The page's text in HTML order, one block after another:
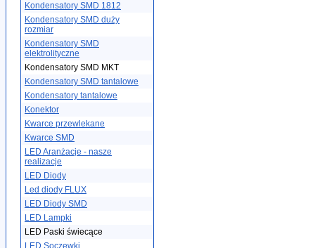
Kondensatory SMD 1812
Kondensatory SMD duży
rozmiar
Kondensatory SMD
elektrolityczne
Kondensatory SMD MKT
Kondensatory SMD tantalowe
Kondensatory tantalowe
Konektor
Kwarce przewlekane
Kwarce SMD
LED Aranżacje - nasze
realizacje
LED Diody
Led diody FLUX
LED Diody SMD
LED Lampki
LED Paski świecące
LED Soczewki